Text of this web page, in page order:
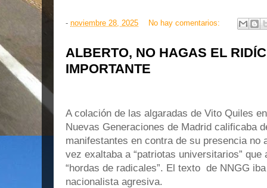
- noviembre 28, 2025 No hay comentarios:
ALBERTO, NO HAGAS EL
IMPORTANTE
A colación de las algaradas de Vito Quiles
Nuevas Generaciones de Madrid calificaba
manifestantes en contra de su presencia no
vez exaltaba a “patriotas universitarios”
“hordas de radicales”. El texto de NNGG
nacionalista agresiva.